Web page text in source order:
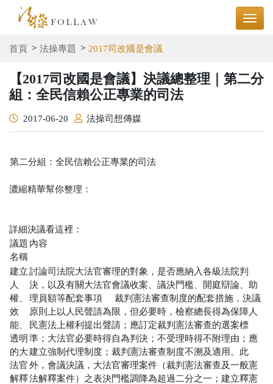
首頁 法操專題 2017司改國是會議
【2017司改國是會議】決議總整理｜第二分
組：全民信賴公正專業的司法
2017-06-20 法操司想傳媒
第二分組：全民信賴公正專業的司法
濃縮精華幫你整理：
詳細決議看這裡：
議題
名稱
內容
建立
人
權、
效
能、
透明
的大
法官
解釋
討論司法院大法官審理的對象，是否應納入各級法院判
決，以及有關大法官會議收案、議決門檻、開庭辯論、助
理員額等配套事項
裁判憲法審查制度的配套措施，決議
原則上以人民聲請為限，但必要時，檢察總長得為保障人
民憲法上權利提出聲請；應訂定裁判憲法審查的選案標
準；大法官必要時得自為判決；不受理時得不附理由；應
建立強制代理制度；裁判憲法審查制度不溯及適用。此
外，會議決議，大法官審理案件（裁判憲法審查及一般憲
法解釋案件）之表決門檻調降為超過二分之一；建立釋憲